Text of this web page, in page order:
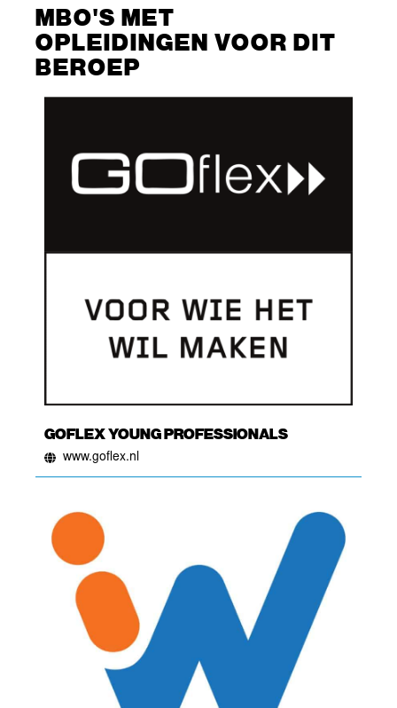
MBO'S MET
OPLEIDINGEN VOOR DIT
BEROEP
GOFLEX YOUNG PROFESSIONALS
www.goflex.nl